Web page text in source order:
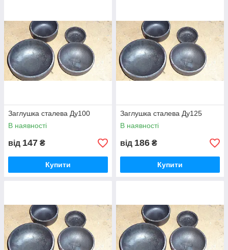
Заглушка сталева Ду100
В наявності
від 147 ₴
Купити
Заглушка сталева Ду125
В наявності
від 186 ₴
Купити